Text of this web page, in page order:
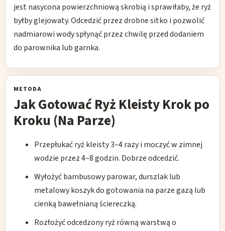
jest nasycona powierzchniową skrobią i sprawiłaby, że ryż
byłby glejowaty. Odcedzić przez drobne sitko i pozwolić
nadmiarowi wody spłynąć przez chwilę przed dodaniem
do parownika lub garnka.
METODA
Jak Gotować Ryż Kleisty Krok po
Kroku (Na Parze)
Przepłukać ryż kleisty 3–4 razy i moczyć w zimnej
wodzie przez 4–8 godzin. Dobrze odcedzić.
Wyłożyć bambusowy parowar, durszlak lub
metalowy koszyk do gotowania na parze gazą lub
cienką bawełnianą ściereczką.
Rozłożyć odcedzony ryż równą warstwą o